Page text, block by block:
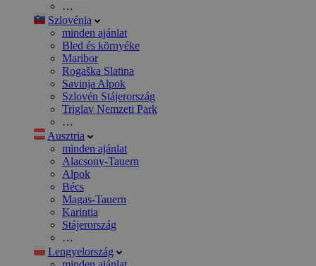
…
Szlovénia
minden ajánlat
Bled és környéke
Maribor
Rogaška Slatina
Savinja Alpok
Szlovén Stájerország
Triglav Nemzeti Park
…
Ausztria
minden ajánlat
Alacsony-Tauern
Alpok
Bécs
Magas-Tauern
Karintia
Stájerország
…
Lengyelország